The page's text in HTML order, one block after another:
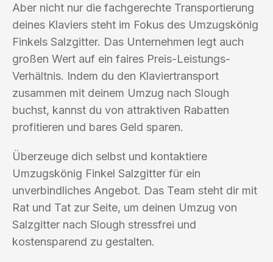
Aber nicht nur die fachgerechte Transportierung
deines Klaviers steht im Fokus des Umzugskönig
Finkels Salzgitter. Das Unternehmen legt auch
großen Wert auf ein faires Preis-Leistungs-
Verhältnis. Indem du den Klaviertransport
zusammen mit deinem Umzug nach Slough
buchst, kannst du von attraktiven Rabatten
profitieren und bares Geld sparen.
Überzeuge dich selbst und kontaktiere
Umzugskönig Finkel Salzgitter für ein
unverbindliches Angebot. Das Team steht dir mit
Rat und Tat zur Seite, um deinen Umzug von
Salzgitter nach Slough stressfrei und
kostensparend zu gestalten.